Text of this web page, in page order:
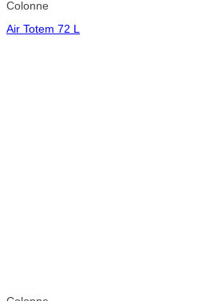
Colonne
Air Totem 72 L